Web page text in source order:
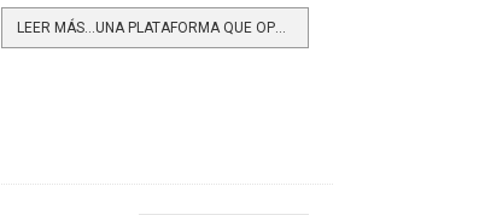
LEER MÁS…UNA PLATAFORMA QUE OPTIMIZA E INNOVA LA OFERTA DE LOS PEQUEÑOS NEGOCIOS